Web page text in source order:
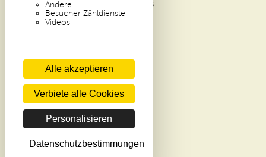
Andere
Besucher Zähldienste
Videos
Alle akzeptieren
Verbiete alle Cookies
Personalisieren
Datenschutzbestimmungen
n
ABBAYE SAINT-PIERRE DE SOLESMES
1 PLACE DOM GUÉRANGER
ARCHIVE
NEUHEITEN
KONTAKT
AGB KLOSTERLADEN
SPENDEN
DATENSCHUTZCHARTA